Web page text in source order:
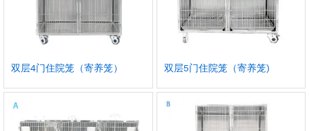
双层4门住院笼（寄养笼） 双层5门住院笼（寄养笼)